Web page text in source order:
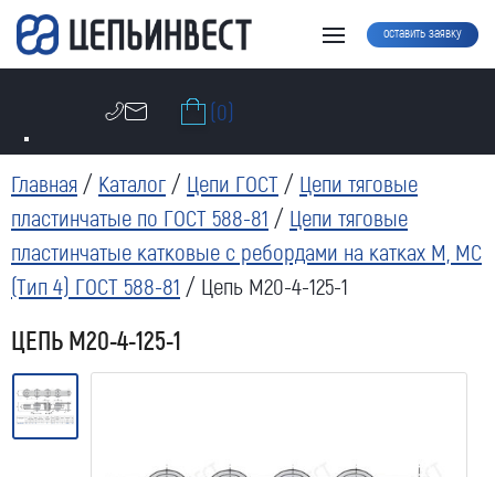
оставить заявку
(0)
Главная / Каталог / Цепи ГОСТ / Цепи тяговые
пластинчатые по ГОСТ 588-81 / Цепи тяговые
пластинчатые катковые с ребордами на катках М, МС
(Тип 4) ГОСТ 588-81 / Цепь М20-4-125-1
ЦЕПЬ М20-4-125-1